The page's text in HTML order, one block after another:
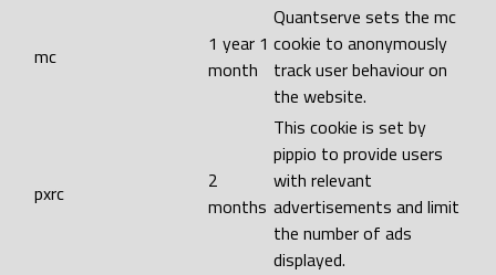
mc
1 year 1
month
Quantserve sets the mc
cookie to anonymously
track user behaviour on
the website.
pxrc
2
months
This cookie is set by
pippio to provide users
with relevant
advertisements and limit
the number of ads
displayed.